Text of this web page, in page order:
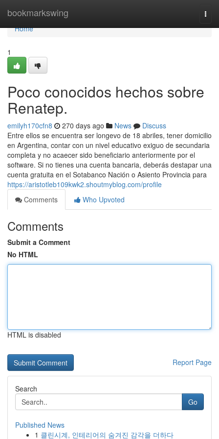
bookmarkswing
Home
Home
1
Poco conocidos hechos sobre
Renatep.
emilyh170cfn8 270 days ago News
Discuss
Entre ellos se encuentra ser longevo de 18 abriles, tener domicilio
en Argentina, contar con un nivel educativo exiguo de secundaria
completa y no acaecer sido beneficiario anteriormente por el
software. Si no​ tienes una cuenta bancaria, deberás destapar una
cuenta ​gratuita en el Sotabanco Nación o Asiento Provincia para
https://aristotleb109kwk2.shoutmyblog.com/profile
Comments
Who Upvoted
Comments
Submit a Comment
No HTML
HTML is disabled
Report Page
Search
Go
Published News
1 클린시계, 인테리어의 숨겨진 감각을 더하다